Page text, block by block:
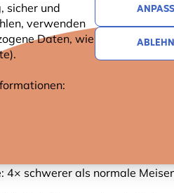
sicher und
verwenden
Daten, wie
GESCHENKE NEUHEITEN
4× schwerer als normale